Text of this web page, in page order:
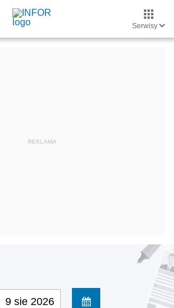
Serwisy
9 sie 2026